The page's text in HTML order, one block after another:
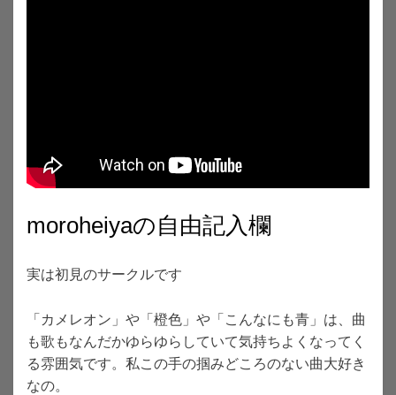
moroheiyaの自由記入欄
実は初見のサークルです
「カメレオン」や「橙色」や「こんなにも青」は、曲
も歌もなんだかゆらゆらしていて気持ちよくなってく
る雰囲気です。私この手の掴みどころのない曲大好き
なの。